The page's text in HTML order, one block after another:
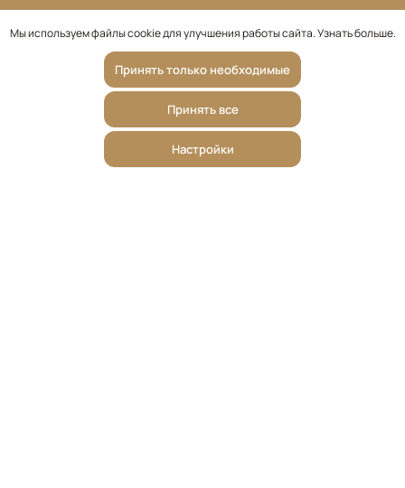
Мы используем файлы cookie для улучшения работы сайта.Узнать больше.
Принять только необходимые
Принять все
Настройки